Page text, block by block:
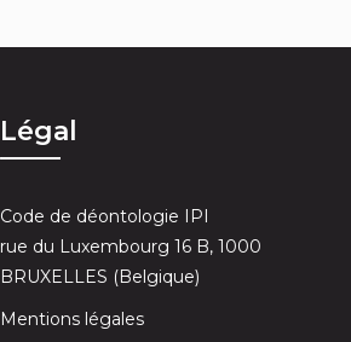
Légal
Code de déontologie IPI
rue du Luxembourg 16 B, 1000
BRUXELLES (Belgique)
Mentions légales